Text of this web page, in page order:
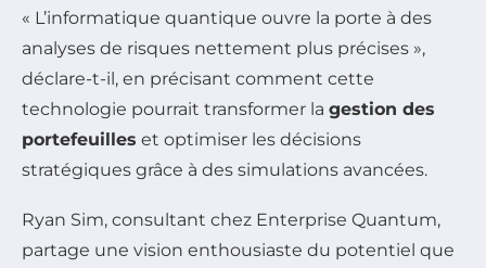
« L’informatique quantique ouvre la porte à des
analyses de risques nettement plus précises »,
déclare-t-il, en précisant comment cette
technologie pourrait transformer la gestion des
portefeuilles et optimiser les décisions
stratégiques grâce à des simulations avancées.
Ryan Sim, consultant chez Enterprise Quantum,
partage une vision enthousiaste du potentiel que